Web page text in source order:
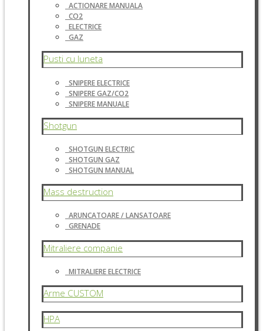
ACTIONARE MANUALA
CO2
ELECTRICE
GAZ
Pusti cu luneta
SNIPERE ELECTRICE
SNIPERE GAZ/CO2
SNIPERE MANUALE
Shotgun
SHOTGUN ELECTRIC
SHOTGUN GAZ
SHOTGUN MANUAL
Mass destruction
ARUNCATOARE / LANSATOARE
GRENADE
Mitraliere companie
MITRALIERE ELECTRICE
Arme CUSTOM
HPA